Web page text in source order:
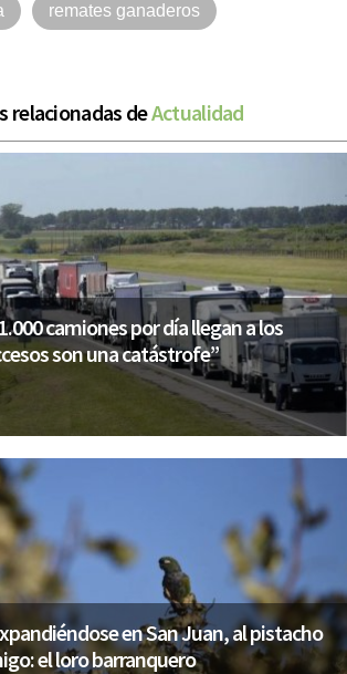
remates ganaderos
relacionadas deActualidad
camiones por día llegan a los
son una catástrofe”
en San Juan, al pistacho
el loro barranquero